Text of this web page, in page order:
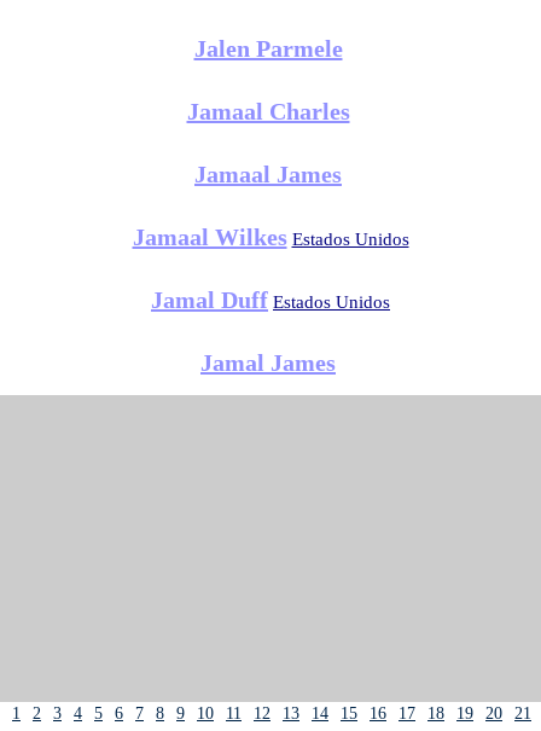
Jalen Parmele
Jamaal Charles
Jamaal James
Jamaal Wilkes Estados Unidos
Jamal Duff Estados Unidos
Jamal James
1 2 3 4 5 6 7 8 9 10 11 12 13 14 15 16 17 18 19 20
21